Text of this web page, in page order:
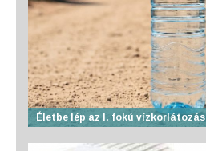
Életbe lép az I. fokú vízkorlátozás